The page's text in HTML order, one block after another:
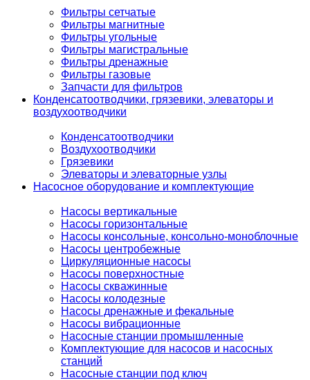
Фильтры сетчатые
Фильтры магнитные
Фильтры угольные
Фильтры магистральные
Фильтры дренажные
Фильтры газовые
Запчасти для фильтров
Конденсатоотводчики, грязевики, элеваторы и
воздухоотводчики
Конденсатоотводчики
Воздухоотводчики
Грязевики
Элеваторы и элеваторные узлы
Насосное оборудование и комплектующие
Насосы вертикальные
Насосы горизонтальные
Насосы консольные, консольно-моноблочные
Насосы центробежные
Циркуляционные насосы
Насосы поверхностные
Насосы скважинные
Насосы колодезные
Насосы дренажные и фекальные
Насосы вибрационные
Насосные станции промышленные
Комплектующие для насосов и насосных
станций
Насосные станции под ключ